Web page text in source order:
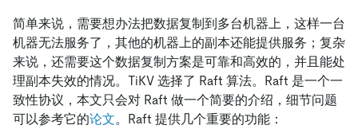
简单来说，需要想办法把数据复制到多台机器上，这样一台
机器无法服务了，其他的机器上的副本还能提供服务；复杂
来说，还需要这个数据复制方案是可靠和高效的，并且能处
理副本失效的情况。TiKV 选择了 Raft 算法。Raft 是一个一
致性协议，本文只会对 Raft 做一个简要的介绍，细节问题
可以参考它的论文。Raft 提供几个重要的功能：